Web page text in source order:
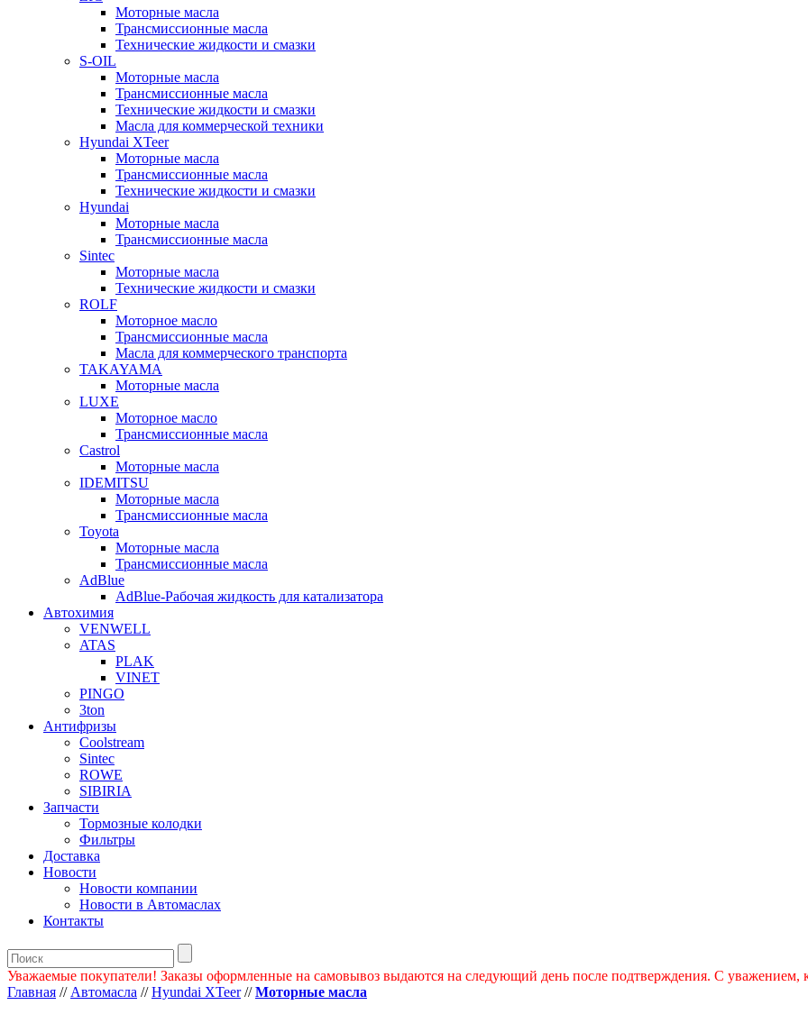
Моторные масла
Трансмиссионные масла
Технические жидкости и смазки
S-OIL
Моторные масла
Трансмиссионные масла
Технические жидкости и смазки
Масла для коммерческой техники
Hyundai XTeer
Моторные масла
Трансмиссионные масла
Технические жидкости и смазки
Hyundai
Моторные масла
Трансмиссионные масла
Sintec
Моторные масла
Технические жидкости и смазки
ROLF
Моторное масло
Трансмиссионные масла
Масла для коммерческого транспорта
TAKAYAMA
Моторные масла
LUXE
Моторное масло
Трансмиссионные масла
Castrol
Моторные масла
IDEMITSU
Моторные масла
Трансмиссионные масла
Toyota
Моторные масла
Трансмиссионные масла
AdBlue
AdBlue-Рабочая жидкость для катализатора
Автохимия
VENWELL
ATAS
PLAK
VINET
PINGO
3ton
Антифризы
Coolstream
Sintec
ROWE
SIBIRIA
Запчасти
Тормозные колодки
Фильтры
Доставка
Новости
Новости компании
Новости в Автомаслах
Контакты
Уважаемые покупатели! Заказы оформленные на самовывоз выдаются на следующий день после подтверждения. С
Главная //Автомасла //Hyundai XTeer//Моторные масла